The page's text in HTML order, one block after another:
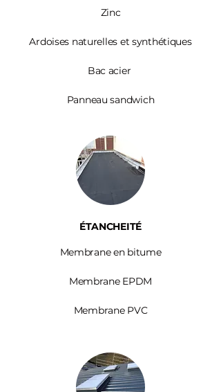
Zinc​
Ardoises naturelles et synthétiques
Bac acier
Panneau sandwich
ÉTANCHEITÉ
Membrane en bitume
Membrane EPDM
Membrane PVC